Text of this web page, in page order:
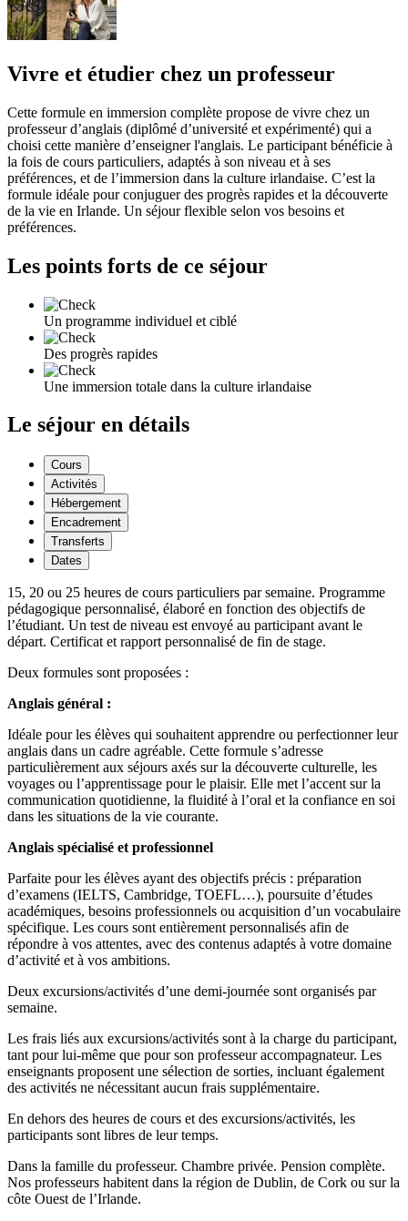
Vivre et étudier chez un professeur
Cette formule en immersion complète propose de vivre chez un
professeur d’anglais (diplômé d’université et expérimenté) qui a
choisi cette manière d’enseigner l'anglais. Le participant bénéficie à
la fois de cours particuliers, adaptés à son niveau et à ses
préférences, et de l’immersion dans la culture irlandaise. C’est la
formule idéale pour conjuguer des progrès rapides et la découverte
de la vie en Irlande. Un séjour flexible selon vos besoins et
préférences.
Les points forts de ce séjour
Un programme individuel et ciblé
Des progrès rapides
Une immersion totale dans la culture irlandaise
Le séjour en détails
Cours
Activités
Hébergement
Encadrement
Transferts
Dates
15, 20 ou 25 heures de cours particuliers par semaine. Programme
pédagogique personnalisé, élaboré en fonction des objectifs de
l’étudiant. Un test de niveau est envoyé au participant avant le
départ. Certificat et rapport personnalisé de fin de stage.
Deux formules sont proposées :
Anglais général :
Idéale pour les élèves qui souhaitent apprendre ou perfectionner leur
anglais dans un cadre agréable. Cette formule s’adresse
particulièrement aux séjours axés sur la découverte culturelle, les
voyages ou l’apprentissage pour le plaisir. Elle met l’accent sur la
communication quotidienne, la fluidité à l’oral et la confiance en soi
dans les situations de la vie courante.
Anglais spécialisé et professionnel
Parfaite pour les élèves ayant des objectifs précis : préparation
d’examens (IELTS, Cambridge, TOEFL…), poursuite d’études
académiques, besoins professionnels ou acquisition d’un vocabulaire
spécifique. Les cours sont entièrement personnalisés afin de
répondre à vos attentes, avec des contenus adaptés à votre domaine
d’activité et à vos ambitions.
Deux excursions/activités d’une demi-journée sont organisés par
semaine.
Les frais liés aux excursions/activités sont à la charge du participant,
tant pour lui-même que pour son professeur accompagnateur. Les
enseignants proposent une sélection de sorties, incluant également
des activités ne nécessitant aucun frais supplémentaire.
En dehors des heures de cours et des excursions/activités, les
participants sont libres de leur temps.
Dans la famille du professeur. Chambre privée. Pension complète.
Nos professeurs habitent dans la région de Dublin, de Cork ou sur la
côte Ouest de l’Irlande.